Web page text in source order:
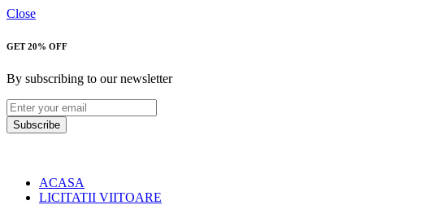
Close
GET 20% OFF
By subscribing to our newsletter
Subscribe
ACASA
LICITATII VIITOARE